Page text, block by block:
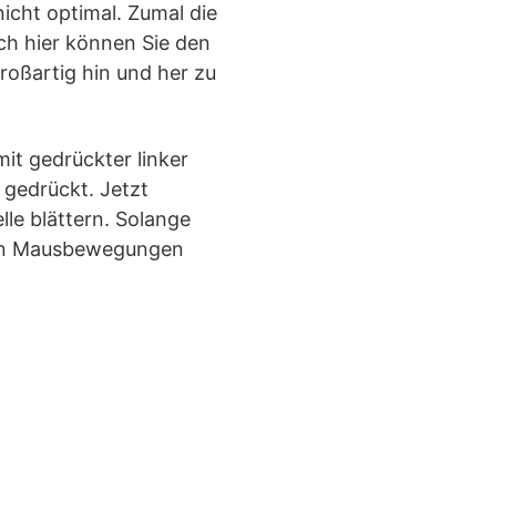
optimal. Zumal die
hier können Sie den
hin und her zu
gedrückter linker
gedrückt. Jetzt
blättern. Solange
Mausbewegungen